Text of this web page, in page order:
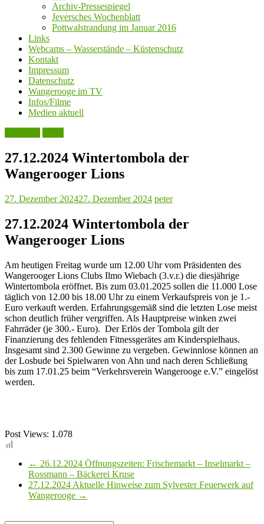
Archiv-Pressespiegel
Jeversches Wochenblatt
Pottwalstrandung im Januar 2016
Links
Webcams – Wasserstände – Küstenschutz
Kontakt
Impressum
Datenschutz
Wangerooge im TV
Infos/Filme
Medien aktuell
27.12.2024 Wintertombola der
Wangerooger Lions
27. Dezember 202427. Dezember 2024 peter
27.12.2024 Wintertombola der
Wangerooger Lions
Am heutigen Freitag wurde um 12.00 Uhr vom Präsidenten des
Wangerooger Lions Clubs Ilmo Wiebach (3.v.r.) die diesjährige
Wintertombola eröffnet. Bis zum 03.01.2025 sollen die 11.000 Lose
täglich von 12.00 bis 18.00 Uhr zu einem Verkaufspreis von je 1.-
Euro verkauft werden. Erfahrungsgemäß sind die letzten Lose meist
schon deutlich früher vergriffen. Als Hauptpreise winken zwei
Fahrräder (je 300.- Euro). Der Erlös der Tombola gilt der
Finanzierung des fehlenden Fitnessgerätes am Kinderspielhaus.
Insgesamt sind 2.300 Gewinne zu vergeben. Gewinnlose können an
der Losbude bei Spielwaren von Ahn und nach deren Schließung
bis zum 17.01.25 beim “Verkehrsverein Wangerooge e.V.” eingelöst
werden.
Post Views: 1.078
← 26.12.2024 Öffnungszeiten: Frischemarkt – Inselmarkt –
Rossmann – Bäckerei Kruse
27.12.2024 Aktuelle Hinweise zum Sylvester Feuerwerk auf
Wangerooge →